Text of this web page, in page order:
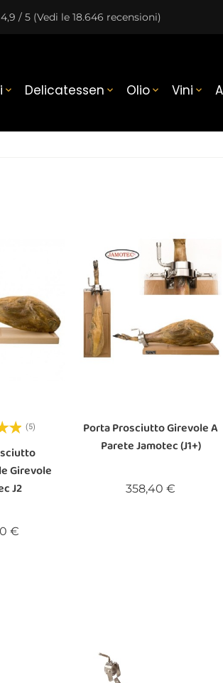
4,9 / 5 (Vedi le 18.646 recensioni)
 Delicatessen  Olio  Vini 
(5)
Girevole
J2
€Prezzo
Porta Prosciutto Girevole A
Parete Jamotec (J1+)
358,40 €